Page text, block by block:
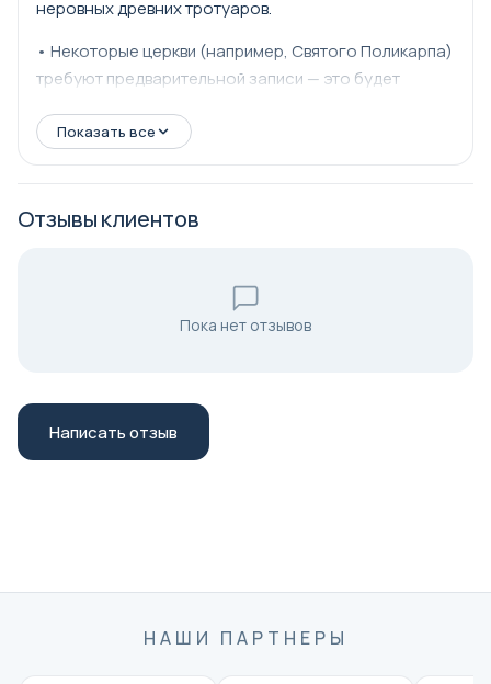
неровных древних тротуаров.
• Некоторые церкви (например, Святого Поликарпа)
требуют предварительной записи — это будет
• В выходные и праздничные дни на основных
Показать все
Отзывы клиентов
Пока нет отзывов
Написать отзыв
НАШИ ПАРТНЕРЫ